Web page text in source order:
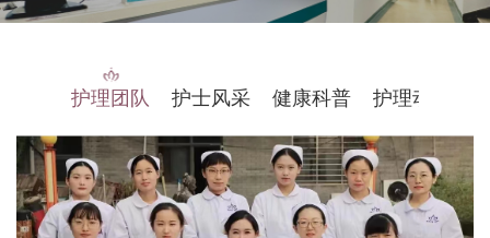
护理团队 护士风采 健康科普 护理动态